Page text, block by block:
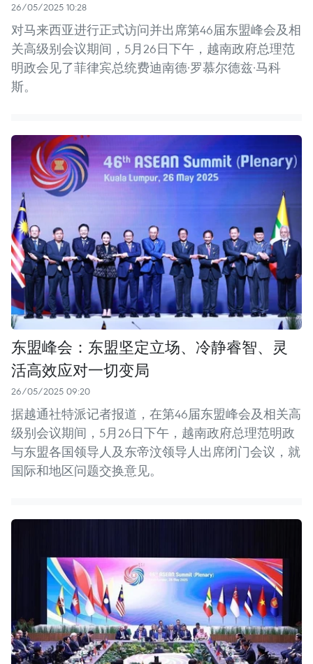
26/05/2025 10:28
对马来西亚进行正式访问并出席第46届东盟峰会及相
关高级别会议期间，5月26日下午，越南政府总理范
明政会见了菲律宾总统费迪南德·罗慕尔德兹·马科
斯。
东盟峰会：东盟坚定立场、冷静睿智、灵
活高效应对一切变局
26/05/2025 09:20
据越通社特派记者报道，在第46届东盟峰会及相关高
级别会议期间，5月26日下午，越南政府总理范明政
与东盟各国领导人及东帝汶领导人出席闭门会议，就
国际和地区问题交换意见。